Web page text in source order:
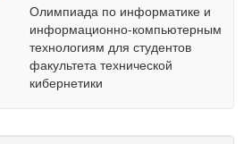
Олимпиада по информатике и
информационно-компьютерным
технологиям для студентов
факультета технической
кибернетики